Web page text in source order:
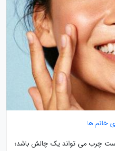
خانم ها
چرب می تواند یک چالش باشد؛